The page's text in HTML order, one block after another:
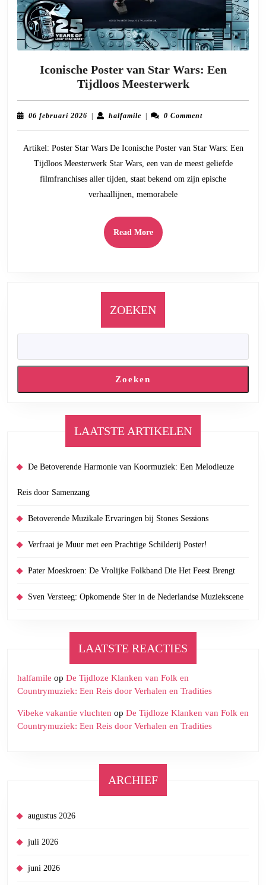
Iconische Poster van Star Wars: Een
Tijdloos MeesterwerkIconische
Poster
van
Een
Tijdloos
Meesterwerk
06 februari 2026 06
halfamilehalfamile0 Comment
Artikel: Poster Star Wars De Iconische Poster van Star Wars: Een
Tijdloos Meesterwerk Star Wars, een van de meest geliefde
filmfranchises aller tijden, staat bekend om zijn epische
verhaallijnen, memorabele
Read MoreRead
More
ZOEKEN
Zoeken
LAATSTE ARTIKELEN
De Betoverende Harmonie van Koormuziek: Een Melodieuze
Reis door Samenzang
Betoverende Muzikale Ervaringen bij Stones Sessions
Verfraai je Muur met een Prachtige Schilderij Poster!
Pater Moeskroen: De Vrolijke Folkband Die Het Feest Brengt
Sven Versteeg: Opkomende Ster in de Nederlandse Muziekscene
LAATSTE REACTIES
halfamile op De Tijdloze Klanken van Folk en
Countrymuziek: Een Reis door Verhalen en Tradities
Vibeke vakantie vluchten op De Tijdloze Klanken van Folk en
Countrymuziek: Een Reis door Verhalen en Tradities
ARCHIEF
augustus 2026
juli 2026
juni 2026